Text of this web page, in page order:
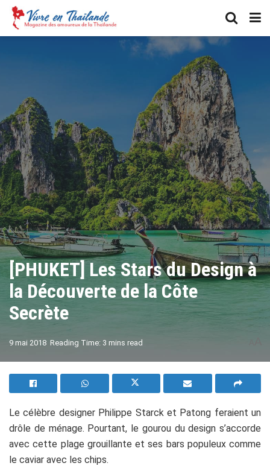
[PHUKET] Les Stars du Design à
la Découverte de la Côte
Secrète
9 mai 2018 Reading Time: 3 mins read
Le célèbre designer Philippe Starck et Patong feraient un
drôle de ménage. Pourtant, le gourou du design s’accorde
avec cette plage grouillante et ses bars populeux comme
le caviar avec les chips.